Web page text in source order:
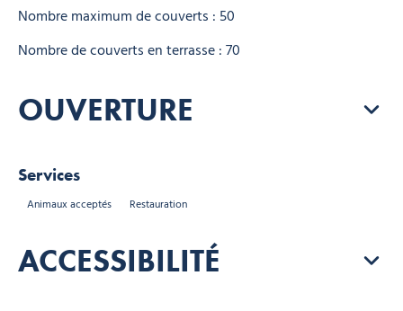
Nombre maximum de couverts : 50
Nombre de couverts en terrasse : 70
OUVERTURE
Services
Animaux acceptés Restauration
ACCESSIBILITÉ